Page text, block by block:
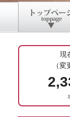
現
（変